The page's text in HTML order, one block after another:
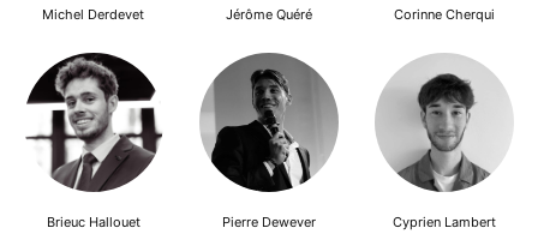
Michel Derdevet Jérôme Quéré Corinne Cherqui
Brieuc Hallouet Pierre Dewever Cyprien Lambert